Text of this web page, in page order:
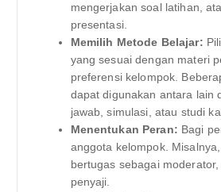
mengerjakan soal latihan,
presentasi.
Memilih Metode Belajar:
yang sesuai dengan materi
preferensi kelompok.
dapat digunakan antara lain
jawab, simulasi, atau studi
Menentukan Peran: Bagi
anggota kelompok.
bertugas sebagai
penyaji.